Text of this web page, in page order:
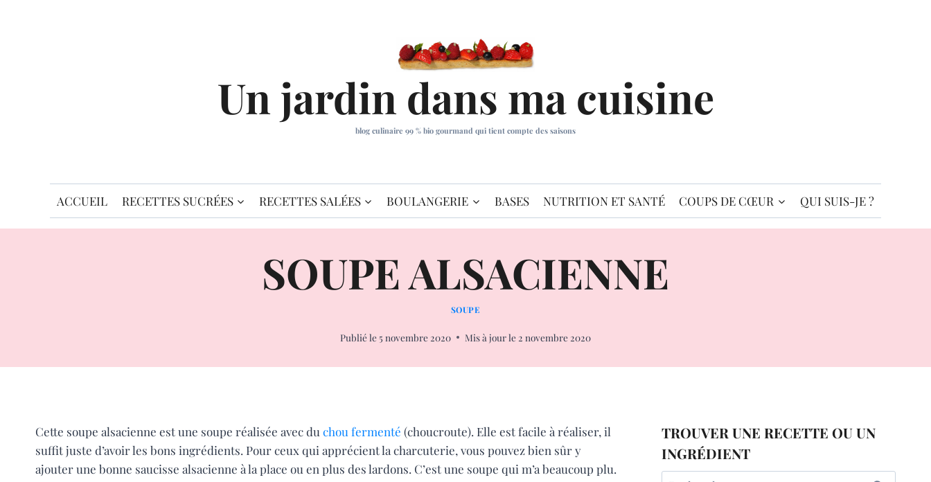
Un jardin dans ma cuisine
blog culinaire 99 % bio gourmand qui tient compte des saisons
ACCUEIL RECETTES SUCRÉES RECETTES SALÉES BOULANGERIE BASES NUTRITION ET SANTÉ COUPS DE CŒUR QUI SUIS-JE ?
SOUPE ALSACIENNE
SOUPE
Publié le5 novembre 2020 Mis à jour le 2 novembre 2020
Cette soupe alsacienne est une soupe réalisée avec du chou fermenté (choucroute). Elle est facile à réaliser, il
suffit juste d’avoir les bons ingrédients. Pour ceux qui apprécient la charcuterie, vous pouvez bien sûr y
ajouter une bonne saucisse alsacienne à la place ou en plus des lardons. C’est une soupe qui m’a beaucoup plu.
TROUVER UNE RECETTE OU UN
INGRÉDIENT